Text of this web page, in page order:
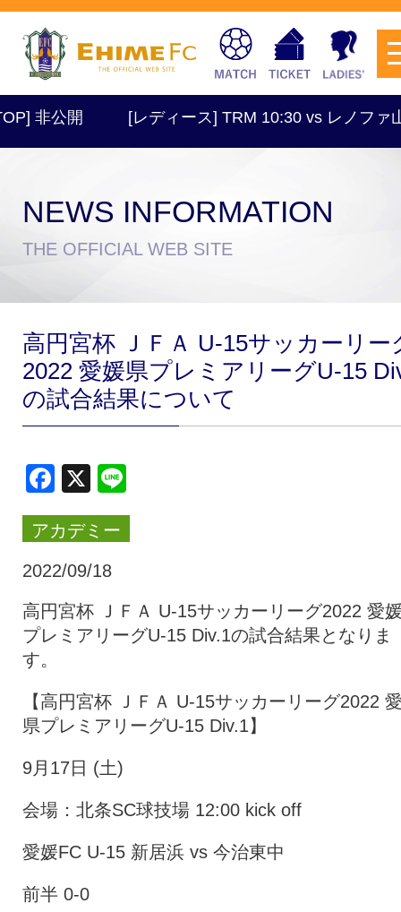
試合日程・結果 アクセス
クラブ・会社情報 レディース
ファンクラブ
チケットを購入
トップチーム アカデミー
スポンサー グッズ
特設ページ
非公開 [レディース] TRM 10:30 vs レノファ山
NEWS INFORMATION
THE OFFICIAL WEB SITE
高円宮杯 ＪＦＡ U-15サッカーリー
2022 愛媛県プレミアリーグU-15
の試合結果について
Facebook
X
アカデミー
2022/09/18
高円宮杯 ＪＦＡ U-15サッカーリーグ2022 愛
プレミアリーグU-15 Div.1の試合結果となりま
す。
【高円宮杯 ＪＦＡ U-15サッカーリーグ2022
県プレミアリーグU-15 Div.1】
9月17日 (土)
会場：北条SC球技場 12:00 kick off
愛媛FC U-15 新居浜 vs 今治東中
前半 0-0